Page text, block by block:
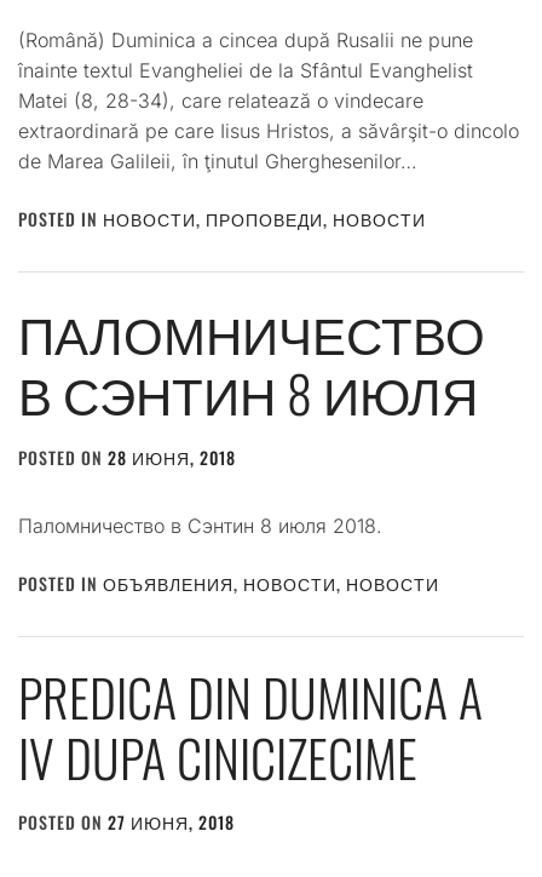
(Română) Duminica a cincea după Rusalii ne pune
înainte textul Evangheliei de la Sfântul Evanghelist
Matei (8, 28-34), care relatează o vindecare
extraordinară pe care Iisus Hristos, a săvârşit-o dincolo
de Marea Galileii, în ţinutul Gherghesenilor…
POSTED IN НОВОСТИ, ПРОПОВЕДИ, НОВОСТИ
ПАЛОМНИЧЕСТВО
В СЭНТИН 8 ИЮЛЯ
POSTED ON 28 ИЮНЯ, 2018
Паломничество в Сэнтин 8 июля 2018.
POSTED IN ОБЪЯВЛЕНИЯ, НОВОСТИ, НОВОСТИ
PREDICA DIN DUMINICA A
IV DUPA CINICIZECIME
POSTED ON 27 ИЮНЯ, 2018